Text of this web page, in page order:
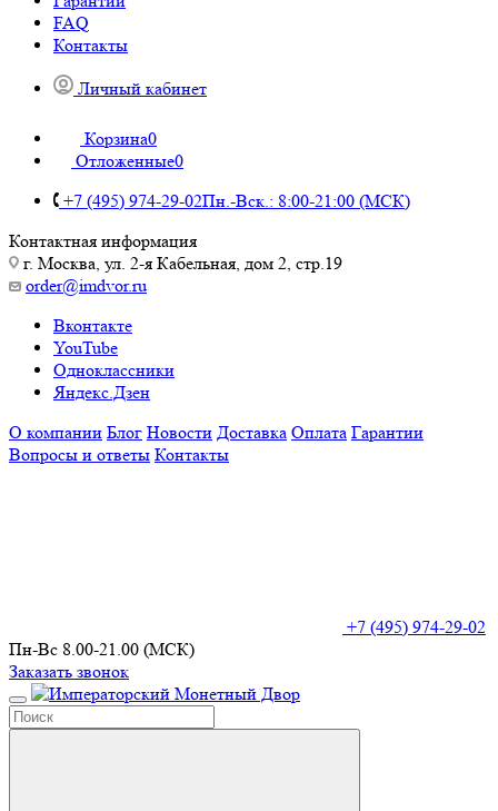
FAQ
Контакты
Личный кабинет
Корзина0
Отложенные0
+7 (495) 974-29-02Пн.-Вск.: 8:00-21:00 (МСК)
Контактная информация
г. Москва, ул. 2-я Кабельная, дом 2, стр.19
order@imdvor.ru
Вконтакте
YouTube
Одноклассники
Яндекс.Дзен
О компании Блог Новости Доставка Оплата Гарантии
Вопросы и ответы Контакты
+7 (495) 974-29-02
Пн-Вс 8.00-21.00 (МСК)
Заказать звонок